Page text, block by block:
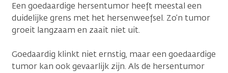
Een goedaardige hersentumor heeft meestal een
duidelijke grens met het hersenweefsel. Zo’n tumor
groeit langzaam en zaait niet uit.
Goedaardig klinkt niet ernstig, maar een goedaardige
tumor kan ook gevaarlijk zijn. Als de hersentumor